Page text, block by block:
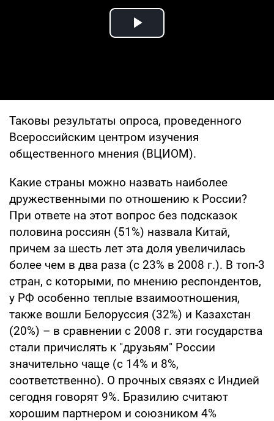
Play Video
Таковы результаты опроса, проведенного
Всероссийским центром изучения
общественного мнения (ВЦИОМ).
Какие страны можно назвать наиболее
дружественными по отношению к России?
При ответе на этот вопрос без подсказок
половина россиян (51%) назвала Китай,
причем за шесть лет эта доля увеличилась
более чем в два раза (с 23% в 2008 г.). В топ-3
стран, с которыми, по мнению респондентов,
у РФ особенно теплые взаимоотношения,
также вошли Белоруссия (32%) и Казахстан
(20%) – в сравнении с 2008 г. эти государства
стали причислять к "друзьям" России
значительно чаще (с 14% и 8%,
соответственно). О прочных связях с Индией
сегодня говорят 9%. Бразилию считают
хорошим партнером и союзником 4%